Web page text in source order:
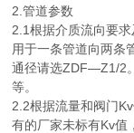
2.管道参数
2.1根据介质流向要
用于一条管道向两条
通径请选ZDF—Z1/2
等。
2.2根据流量和阀门
有的厂家未标有Kv值